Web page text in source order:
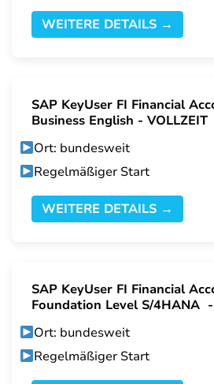
WEITERE DETAILS →
SAP KeyUser FI Financial
Business English - VOLLZEIT
Ort: bundesweit
Regelmäßiger Start
WEITERE DETAILS →
SAP KeyUser FI Financial
Foundation Level S/4HANA -
Ort: bundesweit
Regelmäßiger Start